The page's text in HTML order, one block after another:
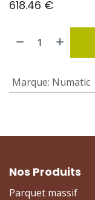
618.46 €
Marque: Numatic
Nos Produits
Parquet massif